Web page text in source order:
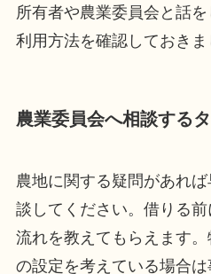
所有者や農業委員会と話
利用方法を確認しておきま
農業委員会へ相談する
農地に関する疑問があれ
談してください。借りる
流れを教えてもらえます
の設定を考えている場合は